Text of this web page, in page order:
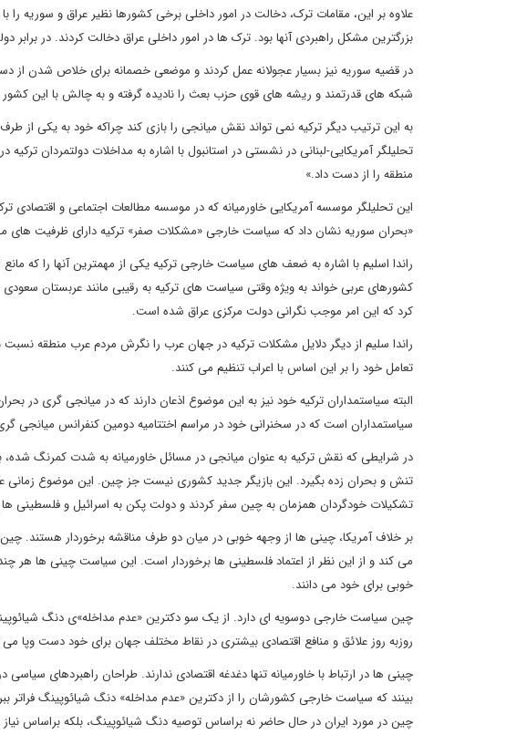
علاوه بر این، مقامات ترک، دخالت در امور داخلی برخی کشورها نظیر عراق و سوریه
بزرگترین مشکل راهبردی آنها بود. ترک ها در امور داخلی عراق دخالت کردند. در برابر
در قضیه سوریه نیز بسیار عجولانه عمل کردند و موضعی خصمانه برای خلاص شدن از
شبکه های قدرتمند و ریشه های قوی حزب بعث را نادیده گرفته و به چالش با این
به این ترتیب دیگر ترکیه نمی تواند نقش میانجی را بازی کند چراکه خود به یکی از
تحلیلگر آمریکایی-لبنانی در نشستی در استانبول با اشاره به مداخلات دولتمردان
منطقه را از دست داد.»
این تحلیلگر موسسه آمریکایی خاورمیانه که در موسسه مطالعات اجتماعی و اقتصادی
«بحران سوریه نشان داد که سیاست خارجی «مشکلات صفر» ترکیه دارای ظرفیت
راندا اسلیم با اشاره به ضعف های سیاست خارجی ترکیه یکی از مهمترین آنها را که
کشورهای عربی خواند به ویژه وقتی سیاست های ترکیه به رقیبی مانند عربستان
کرد که این امر موجب نگرانی دولت مرکزی عراق شده است.
راندا سلیم از دیگر دلایل مشکلات ترکیه در جهان عرب را نگرش مردم عرب منطقه نسبت
تعامل خود را بر این اساس با اعراب تنظیم می کنند.
البته سیاستمداران ترکیه خود نیز به این موضوع اذعان دارند که در میانجی گری در
سیاستمداران است که در سخنرانی خود در مراسم اختتامیه دومین کنفرانس میانجی
در شرایطی که نقش ترکیه به عنوان میانجی در مسائل خاورمیانه به شدت کمرنگ
تنش و بحران زده بگیرد. این بازیگر جدید کشوری نیست جز چین. این موضوع زمانی
تشکیلات خودگردان همزمان به چین سفر کردند و دولت پکن به اسرائیل و فلسطینی ها
بر خلاف آمریکا، چینی ها از وجهه خوبی در میان دو طرف مناقشه برخوردار هستند.
می کند و از این نظر از اعتماد فلسطینی ها برخوردار است. این سیاست چینی ها هر
خوبی برای خود می دانند.
چین سیاست خارجی دوسویه ای دارد. از یک سو دکترین «عدم مداخله»ی دنگ
روزبه روز علائق و منافع اقتصادی بیشتری در نقاط مختلف جهان برای خود دست وپا
چینی ها در ارتباط با خاورمیانه تنها دغدغه اقتصادی ندارند. طراحان راهبردهای
بینند که سیاست خارجی کشورشان را از دکترین «عدم مداخله» دنگ شیائوپینگ
چین در مورد ایران در حال حاضر نه براساس توصیه دنگ شیائوپینگ، بلکه براساس